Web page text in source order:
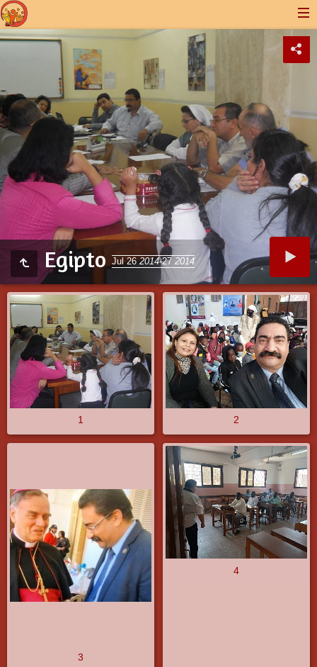
EgiptoJul 262014-27 2014
1 2
3
4